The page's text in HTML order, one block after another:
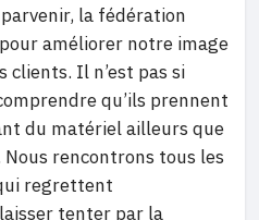
la fédération
améliorer notre image
clients. Il n’est pas si
qu’ils prennent
du matériel ailleurs que
rencontrons tous les
regrettent
tenter par la